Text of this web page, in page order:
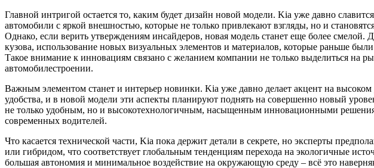
Главной интригой остается то, каким будет дизайн новой модели. Kia уже давно
автомобили с яркой внешностью, которые не только привлекают взгляды, но и
Однако, если верить утверждениям инсайдеров, новая модель станет еще более
кузова, использование новых визуальных элементов и материалов, которые раньше
Такое внимание к инновациям связано с желанием компании не только выделиться на
автомобилестроении.
Важным элементом станет и интерьер новинки. Kia уже давно делает акцент на
удобства, и в новой модели эти аспекты планируют поднять на совершенно новый
не только удобным, но и высокотехнологичным, насыщенным инновационными
современных водителей.
Что касается технической части, Kia пока держит детали в секрете, но эксперты
или гибридом, что соответствует глобальным тенденциям перехода на экологичные
большая автономия и минимальное воздействие на окружающую среду – всё это